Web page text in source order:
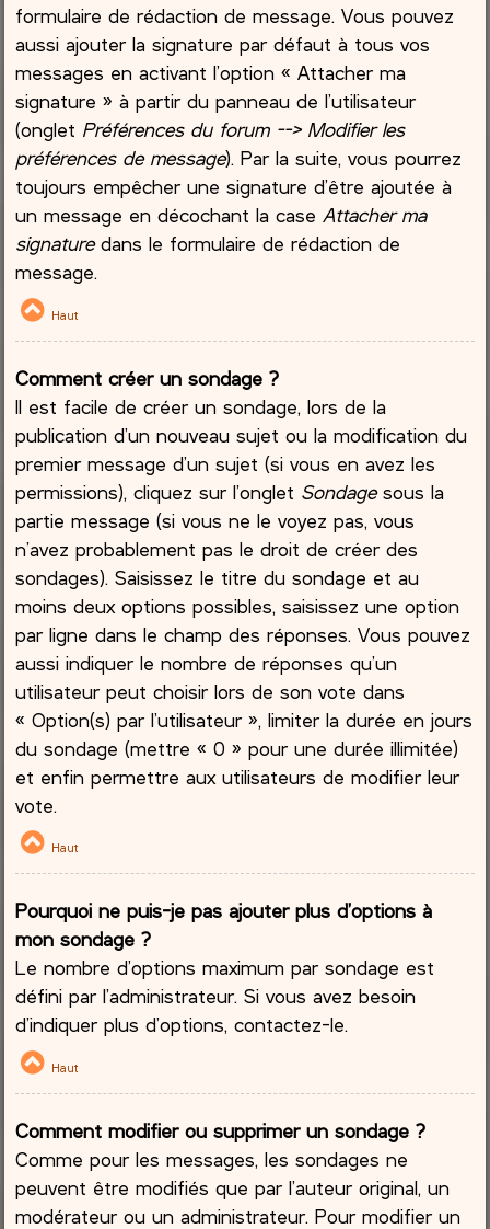
formulaire de rédaction de message. Vous pouvez
aussi ajouter la signature par défaut à tous vos
messages en activant l’option « Attacher ma
signature » à partir du panneau de l’utilisateur
(onglet Préférences du forum --> Modifier les
préférences de message). Par la suite, vous pourrez
toujours empêcher une signature d’être ajoutée à
un message en décochant la caseAttacher ma
signaturedans le formulaire de rédaction de
message.
Haut
Comment créer un sondage ?
Il est facile de créer un sondage, lors de la
publication d’un nouveau sujet ou la modification du
premier message d’un sujet (si vous en avez les
permissions), cliquez sur l’onglet Sondagesous la
partie message (si vous ne le voyez pas, vous
n’avez probablement pas le droit de créer des
sondages). Saisissez le titre du sondage et au
moins deux options possibles, saisissez une option
par ligne dans le champ des réponses. Vous pouvez
aussi indiquer le nombre de réponses qu’un
utilisateur peut choisir lors de son vote dans
« Option(s) par l’utilisateur », limiter la durée en jours
du sondage (mettre « 0 » pour une durée illimitée)
et enfin permettre aux utilisateurs de modifier leur
vote.
Haut
Pourquoi ne puis-je pas ajouter plus d’options à
mon sondage ?
Le nombre d’options maximum par sondage est
défini par l’administrateur. Si vous avez besoin
d’indiquer plus d’options, contactez-le.
Haut
Comment modifier ou supprimer un sondage ?
Comme pour les messages, les sondages ne
peuvent être modifiés que par l’auteur original, un
modérateur ou un administrateur. Pour modifier un